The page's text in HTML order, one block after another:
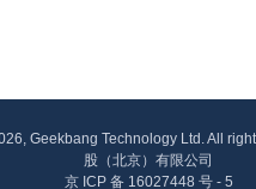
Geekbang Technology Ltd. All
股（北京）有限公司
京 ICP 备 16027448 号 - 5